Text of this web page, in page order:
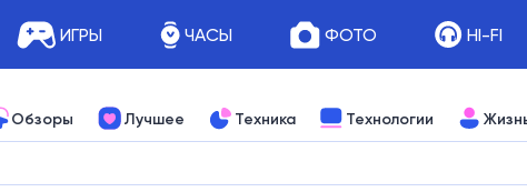
ИГРЫ ЧАСЫ ФОТО HI-FI
Обзоры Лучшее Техника Технологии